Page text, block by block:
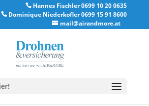
Hannes Fischler 0699 10 20 0635
Dominique Niederkofler 0699 15 91 8600
mail@airandmore.at